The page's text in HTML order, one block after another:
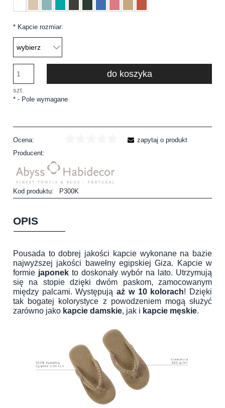
* Kapcie rozmiar:
szt.
do koszyka
* - Pole wymagane
Ocena:
Producent:
Kod produktu: P300K
zapytaj o produkt
OPIS
Pousada to dobrej jakości kapcie wykonane na bazie
najwyższej jakości bawełny egipskiej Giza. Kapcie w
formie japonek to doskonały wybór na lato. Utrzymują
się na stopie dzięki dwóm paskom, zamocowanym
między palcami. Występująaż w 10 kolorach! Dzięki
tak bogatej kolorystyce z powodzeniem mogą służyć
zarówno jako kapcie damskie, jak i kapcie męskie.